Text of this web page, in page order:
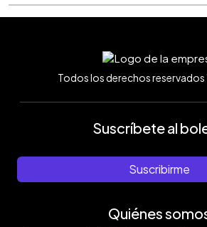
Todos los derechos
Suscríbete al
Suscribirme
Quiénes